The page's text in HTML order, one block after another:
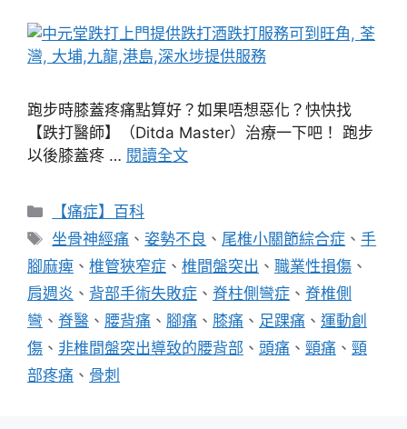
跑步時膝蓋疼痛點算好？如果唔想惡化？快快找
【跌打醫師】（Ditda Master）治療一下吧！ 跑步
以後膝蓋疼 … 閱讀全文
分
類
【痛症】百科
標
籤
坐骨神經痛 、姿勢不良 、 尾椎小關節綜合症 、手
腳麻痺 、 椎管狹窄症 、 椎間盤突出 、 職業性損傷 、
肩週炎 、 背部手術失敗症 、 脊柱側彎症 、 脊椎側
彎 、 脊醫 、 腰背痛 、 腳痛 、 膝痛 、 足踝痛 、 運動創
傷 、 非椎間盤突出導致的腰背部 、 頭痛 、 頸痛 、 頸
部疼痛 、 骨刺